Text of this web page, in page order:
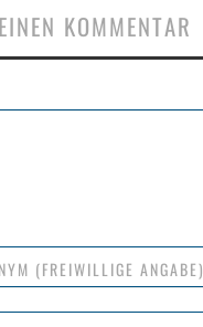
KOMMENTAR
(FREIWILLIGE ANGABE)